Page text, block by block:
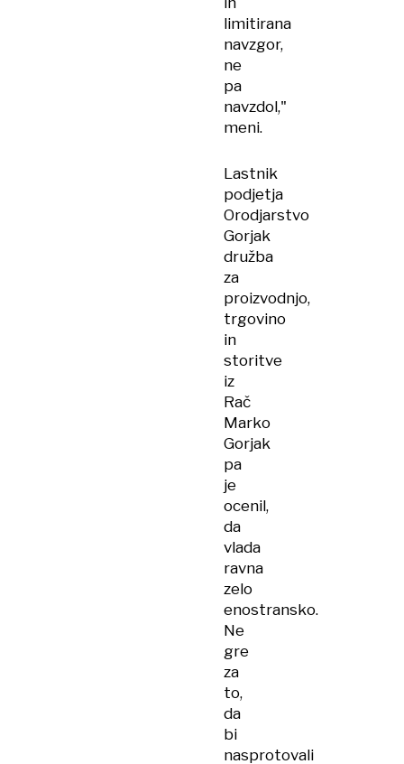
limitirana
navzgor,
ne
pa
navzdol,"
meni.
Lastnik
podjetja
Orodjarstvo
Gorjak
družba
za
proizvodnjo,
trgovino
in
storitve
iz
Rač
Marko
Gorjak
pa
je
ocenil,
da
vlada
ravna
zelo
enostransko.
Ne
gre
za
to,
da
bi
nasprotovali